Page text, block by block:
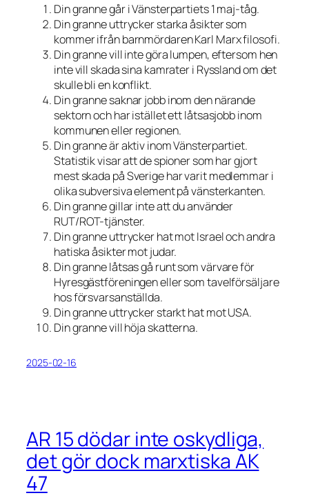
Din granne går i Vänsterpartiets 1 maj-tåg.
Din granne uttrycker starka åsikter som
kommer ifrån barnmördaren Karl Marx filosofi.
Din granne vill inte göra lumpen, eftersom hen
inte vill skada sina kamrater i Ryssland om det
skulle bli en konflikt.
Din granne saknar jobb inom den närande
sektorn och har istället ett låtsasjobb inom
kommunen eller regionen.
Din granne är aktiv inom Vänsterpartiet.
Statistik visar att de spioner som har gjort
mest skada på Sverige har varit medlemmar i
olika subversiva element på vänsterkanten.
Din granne gillar inte att du använder
RUT/ROT-tjänster.
Din granne uttrycker hat mot Israel och andra
hatiska åsikter mot judar.
Din granne låtsas gå runt som värvare för
Hyresgästföreningen eller som tavelförsäljare
hos försvarsanställda.
Din granne uttrycker starkt hat mot USA.
Din granne vill höja skatterna.
2025-02-16
AR 15 dödar inte oskydliga,
det gör dock marxtiska AK
47